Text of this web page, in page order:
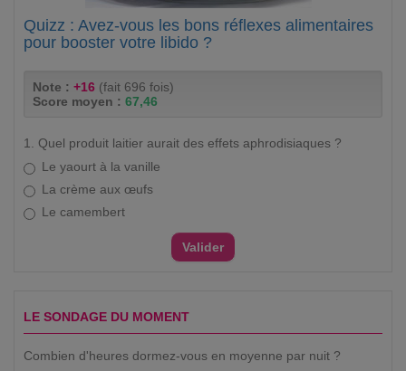
Quizz : Avez-vous les bons réflexes alimentaires
pour booster votre libido ?
Note : +16 (fait 696 fois)
Score moyen : 67,46
1. Quel produit laitier aurait des effets aphrodisiaques ?
Le yaourt à la vanille
La crème aux œufs
Le camembert
LE SONDAGE DU MOMENT
Combien d'heures dormez-vous en moyenne par nuit ?